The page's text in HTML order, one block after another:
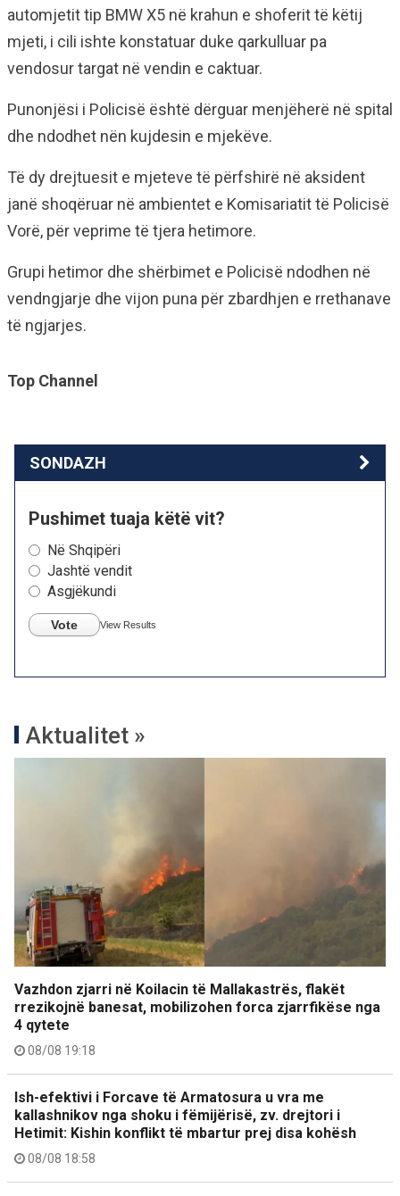
automjetit tip BMW X5 në krahun e shoferit të këtij
mjeti, i cili ishte konstatuar duke qarkulluar pa
vendosur targat në vendin e caktuar.
Punonjësi i Policisë është dërguar menjëherë në spital
dhe ndodhet nën kujdesin e mjekëve.
Të dy drejtuesit e mjeteve të përfshirë në aksident
janë shoqëruar në ambientet e Komisariatit të Policisë
Vorë, për veprime të tjera hetimore.
Grupi hetimor dhe shërbimet e Policisë ndodhen në
vendngjarje dhe vijon puna për zbardhjen e rrethanave
të ngjarjes.
Top Channel
SONDAZH
Pushimet tuaja këtë vit?
Në Shqipëri
Jashtë vendit
Asgjëkundi
Vote View Results
Aktualitet »
Vazhdon zjarri në Koilacin të Mallakastrës, flakët
rrezikojnë banesat, mobilizohen forca zjarrfikëse nga
4 qytete
08/08 19:18
Ish-efektivi i Forcave të Armatosura u vra me
kallashnikov nga shoku i fëmijërisë, zv. drejtori i
Hetimit: Kishin konflikt të mbartur prej disa kohësh
08/08 18:58